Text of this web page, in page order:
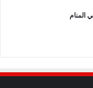
المنام